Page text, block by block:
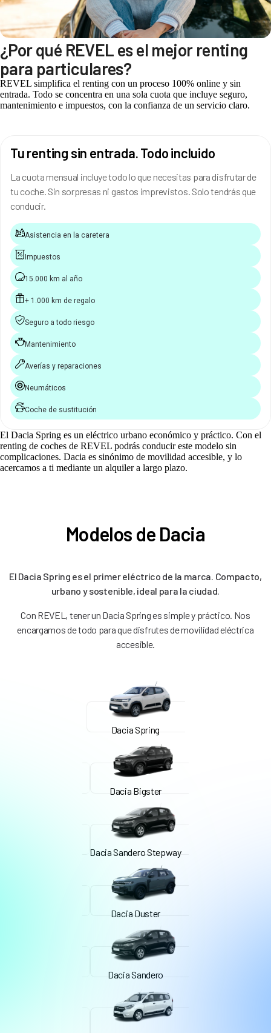
¿Por qué REVEL es el mejor renting
para particulares?
REVEL simplifica el renting con un proceso 100% online y sin
entrada. Todo se concentra en una sola cuota que incluye seguro,
mantenimiento e impuestos, con la confianza de un servicio claro.
Tu renting sin entrada. Todo incluido
La cuota mensual incluye todo lo que necesitas para disfrutar de
tu coche. Sin sorpresas ni gastos imprevistos. Solo tendrás que
conducir.
Asistencia en la caretera
Impuestos
15.000 km al año
+ 1.000 km de regalo
Seguro a todo riesgo
Mantenimiento
Averías y reparaciones
Neumáticos
Coche de sustitución
El Dacia Spring es un eléctrico urbano económico y práctico. Con el
renting de coches de REVEL podrás conducir este modelo sin
complicaciones. Dacia es sinónimo de movilidad accesible, y lo
acercamos a ti mediante un alquiler a largo plazo.
Modelos de Dacia
El Dacia Spring es el primer eléctrico de la marca. Compacto,
urbano y sostenible, ideal para la ciudad.
Con REVEL, tener un Dacia Spring es simple y práctico. Nos
encargamos de todo para que disfrutes de movilidad eléctrica
accesible.
Dacia Spring
Dacia Bigster
Dacia Sandero Stepway
Dacia Duster
Dacia Sandero